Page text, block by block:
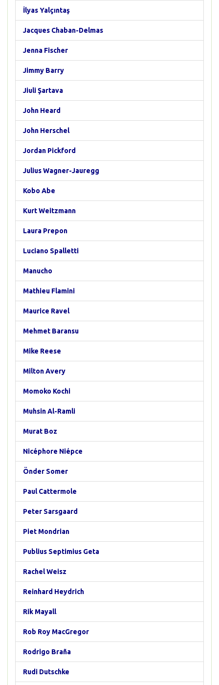
İlyas Yalçıntaş
Jacques Chaban-Delmas
Jenna Fischer
Jimmy Barry
Jiuli Şartava
John Heard
John Herschel
Jordan Pickford
Julius Wagner-Jauregg
Kobo Abe
Kurt Weitzmann
Laura Prepon
Luciano Spalletti
Manucho
Mathieu Flamini
Maurice Ravel
Mehmet Baransu
Mike Reese
Milton Avery
Momoko Kochi
Muhsin Al-Ramli
Murat Boz
Nicéphore Niépce
Önder Somer
Paul Cattermole
Peter Sarsgaard
Piet Mondrian
Publius Septimius Geta
Rachel Weisz
Reinhard Heydrich
Rik Mayall
Rob Roy MacGregor
Rodrigo Braña
Rudi Dutschke